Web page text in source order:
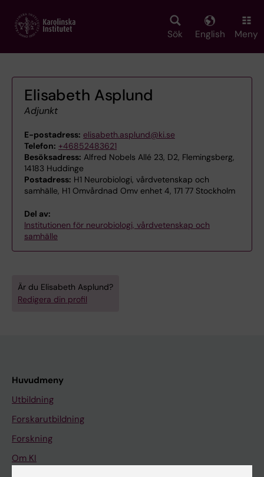
main
Sök English Meny
Elisabeth Asplund
Adjunkt
E-postadress: elisabeth.asplund@ki.se
Telefon: +46852483621
Besöksadress: Alfred Nobels Allé 23, D2, Flemingsberg,
14183 Huddinge
Postadress: H1 Neurobiologi, vårdvetenskap och
samhälle, H1 Omvårdnad Omv enhet 4, 171 77 Stockholm
Del av:
Institutionen för neurobiologi, vårdvetenskap och
samhälle
Är du Elisabeth Asplund?
Redigera din profil
Huvudmeny
Utbildning
Forskarutbildning
Forskning
Om KI